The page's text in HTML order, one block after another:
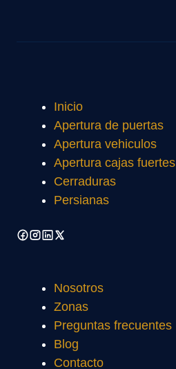
Inicio
Apertura de puertas
Apertura vehiculos
Apertura cajas fuertes
Cerraduras
Persianas
Nosotros
Zonas
Preguntas frecuentes
Blog
Contacto